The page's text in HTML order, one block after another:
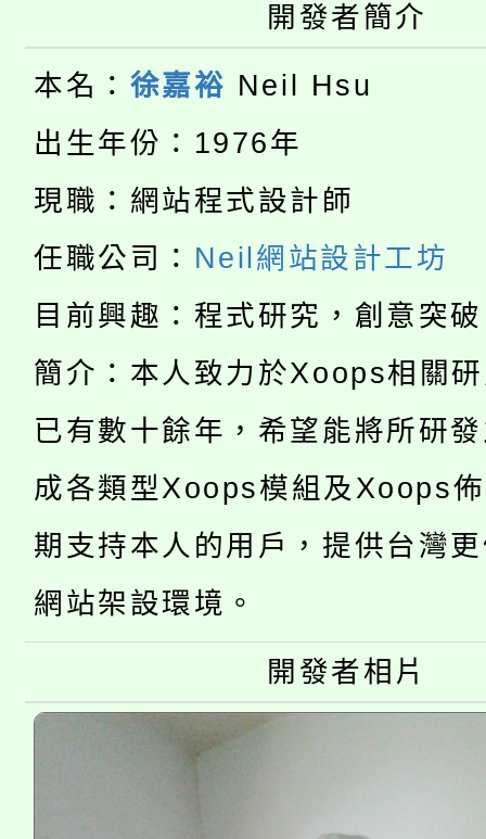
《TA101》溝通分析基
程，歡迎學生輔導中心
心理、諮商輔導、社會
系所師生報名參加。
轉知苗栗縣政府辦理
縣市「校園短影音徵選
門員」簡章及活動海報
踴躍報名參加。
桃園市115學年度學生
要點
「桃園市補助參觀特色
展演活動實施計畫」
115年度「教育部表揚
義教育推展貢獻獎」
公告本校115學年度第
代理(課)教師甄選結果(
「2026金融保險知識
車」活動
桃園市115學年度學生
生本土語及新住民語歌
公告本校115學年度第
代理(課)教師甄選結果(
公告本校115學年度第
代理(課)教師甄選結果(
轉知中國文化大學推廣
《TA101》溝通分析基
程，歡迎學生輔導中心
心理、諮商輔導、社會
系所師生報名參加。
轉知苗栗縣政府辦理
縣市「校園短影音徵選
門員」簡章及活動海報
踴躍報名參加。
桃園市115學年度學生
「桃園市補助參觀特色
展演活動實施計畫」
115年度「教育部表揚
義教育推展貢獻獎」
開發者簡介
本名： 徐嘉裕 Neil Hsu
出生年份：1976年
現職：網站程式設計師
任職公司： Neil網站設計工坊
目前興趣：程式研究，創意突
簡介：本人致力於Xoops相關
已有數十餘年，希望能將所研
成各類型Xoops模組及Xoops
期支持本人的用戶，提供台灣
網站架設環境。
開發者相片